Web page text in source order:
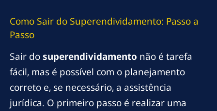
Como Sair do Superendividamento: Passo a
Passo
Sair dosuperendividamento não é tarefa
fácil, mas é possível com o planejamento
correto e, se necessário, a assistência
jurídica. O primeiro passo é realizar uma